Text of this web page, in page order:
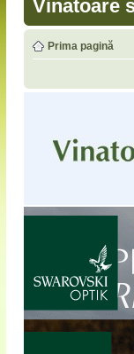
Vinatoare
Prima pagină